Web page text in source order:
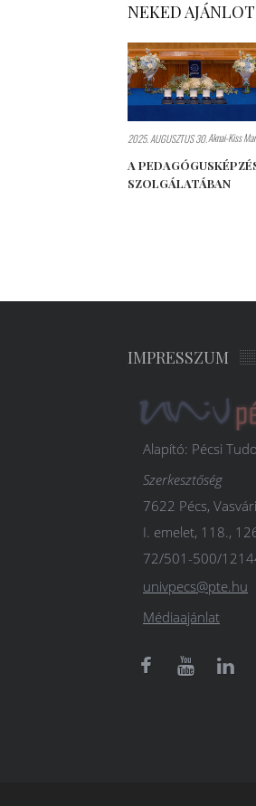
NEKED
2025. AUGUSZTUS 30.Aknai-Kiss
A
SZOLGÁLATÁBAN
IMPRESSZUM
Alapító: Pécsi
Szerkesztőség
7622 Pécs,
I. emelet, 118.,
72/501-500/
univpecs@pte.hu
Médiaajánlat